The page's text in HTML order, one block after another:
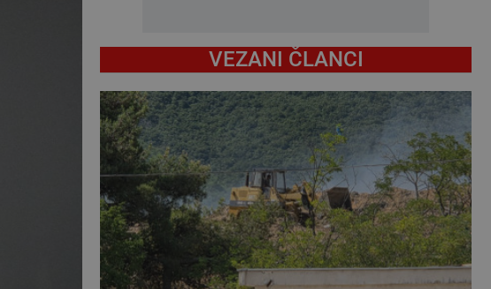
VEZANI ČLANCI